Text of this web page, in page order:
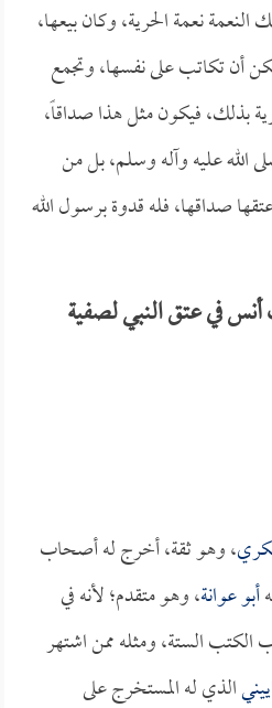
نعمة الحرية، وكان بيعها،
أن تكاتب على نفسها، وتجمع
بذلك، فيكون مثل هذا صداقاً،
عليه وآله وسلم، بل من
صداقها، فله قدوة برسول الله
في عتق النبي لصفية
، وهو ثقة، أخرج له أصحاب
أبو عوانة، وهو متقدم؛ لأنه في
الستة، ومثله ممن اشتهر
الذي له المستخرج على